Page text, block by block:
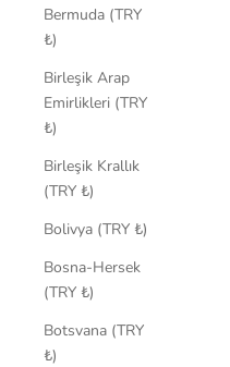
Bermuda (TRY
₺)
Birleşik Arap
Emirlikleri (TRY
₺)
Birleşik Krallık
(TRY ₺)
Bolivya (TRY ₺)
Bosna-Hersek
(TRY ₺)
Botsvana (TRY
₺)